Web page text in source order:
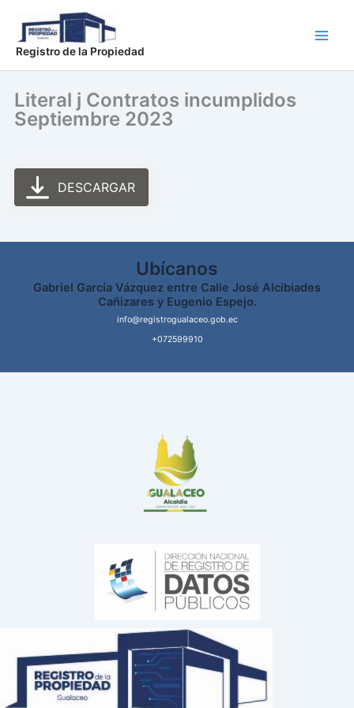
contenido
Registro de la Propiedad
Literal j Contratos incumplidos
Septiembre 2023
DESCARGAR
Ubícanos
Gabriel García Vázquez entre Calle José Alcibiades
Cañizares y Eugenio Espejo.
info@registrogualaceo.gob.ec
+072599910